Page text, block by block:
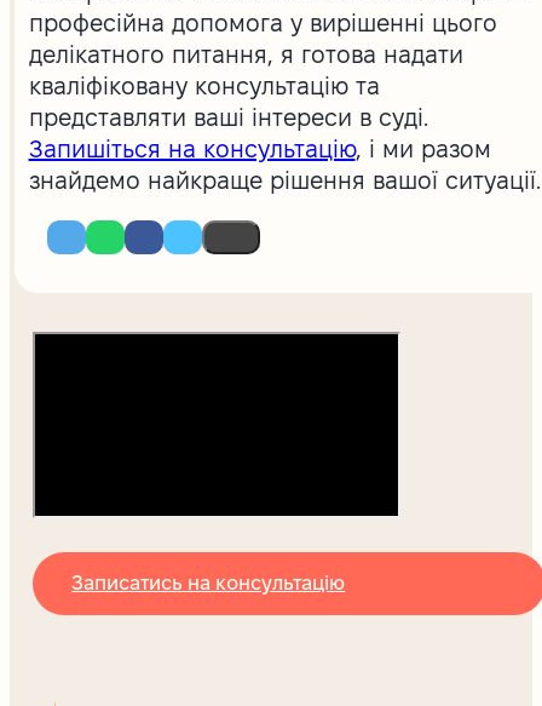
професійна допомога у вирішенні цього
делікатного питання, я готова надати
кваліфіковану консультацію та
представляти ваші інтереси в суді.
Запишіться на консультацію, і ми разом
знайдемо найкраще рішення вашої ситуації.
Записатись на консультацію